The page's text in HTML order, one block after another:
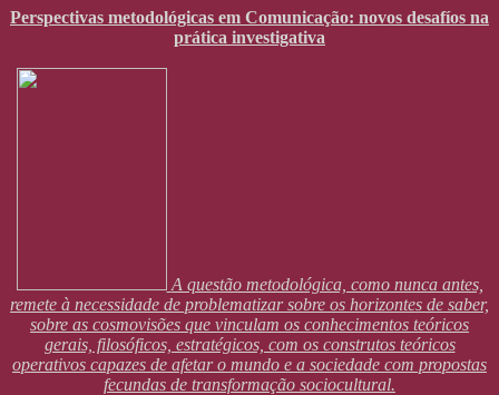
Perspectivas metodológicas em Comunicação: novos desafíos na
prática investigativa
A questão metodológica, como nunca antes,
remete à necessidade de problematizar sobre os horizontes de saber,
sobre as cosmovisões que vinculam os conhecimentos teóricos
gerais, filosóficos, estratégicos, com os construtos teóricos
operativos capazes de afetar o mundo e a sociedade com propostas
fecundas de transformação sociocultural.